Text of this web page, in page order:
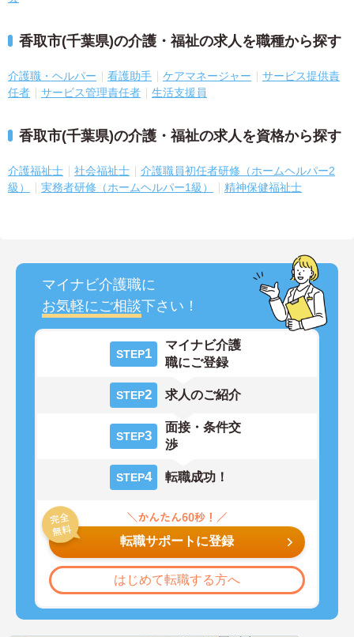
香取市(千葉県)の介護・福祉の求人を職種から探す
介護職・ヘルパー 看護助手 ケアマネージャー
サービス提供責
任者
サービス管理責任者 生活支援員
香取市(千葉県)の介護・福祉の求人を資格から探す
介護福祉士 社会福祉士
介護職員初任者研修（ホームヘルパー2
級）
実務者研修（ホームヘルパー1級） 精神保健福祉士
マイナビ介護職に
お気軽にご相談下さい！
STEP1
マイナビ介護
職にご登録
STEP2 求人のご紹介
STEP3
面接・条件交
渉
STEP4 転職成功！
転職サポートに登録
はじめて転職する方へ